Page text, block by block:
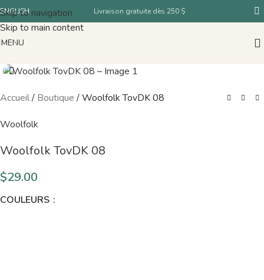
Skip to navigation
Skip to main content
ENGLISH Livraison gratuite dès 250 $
MENU
Accueil/ Boutique /Woolfolk TovDK 08
Woolfolk
Woolfolk TovDK 08
$29.00
COULEURS